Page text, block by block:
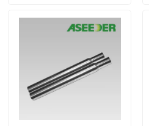
Fabrik-Ausflug